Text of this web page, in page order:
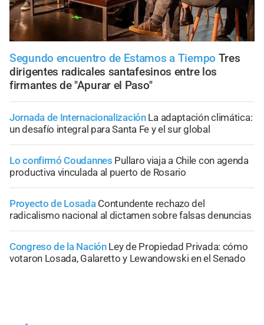
Segundo encuentro de Estamos a Tiempo Tres
dirigentes radicales santafesinos entre los
firmantes de "Apurar el Paso"
Jornada de Internacionalización La adaptación climática:
un desafío integral para Santa Fe y el sur global
Lo confirmó Coudannes Pullaro viaja a Chile con agenda
productiva vinculada al puerto de Rosario
Proyecto de Losada Contundente rechazo del
radicalismo nacional al dictamen sobre falsas denuncias
Congreso de la Nación Ley de Propiedad Privada: cómo
votaron Losada, Galaretto y Lewandowski en el Senado